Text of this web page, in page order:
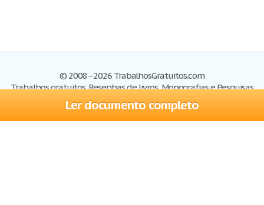
Ler documento completo
© 2008–2026 TrabalhosGratuitos.com
Trabalhos gratuitos, Resenhas de livros, Monografias e Pesquisas